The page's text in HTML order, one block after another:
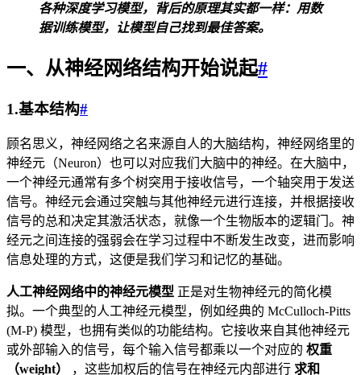
各种深度学习模型，背后的原理其实都一样：用数
据训练模型，让模型自己找到最佳答案。
一、从神经网络结构开始说起#
1.基本结构#
顾名思义，神经网络之名来源自人的大脑结构，神经网络里的
神经元（Neuron）也可以对应我们大脑中的神经。在大脑中，
一个神经元通常有多个树突用于接收信号，一个轴突用于发送
信号。神经元会通过突触与其他神经元进行连接，并根据接收
信号的总和决定其激活状态，就像一个生物版本的逻辑门。神
经元之间连接的强弱会在学习过程中不断发生改变，进而影响
信息处理的方式，这便是我们学习和记忆的基础。
人工神经网络中的神经元模型 正是对生物神经元的简化模
拟。一个典型的人工神经元模型，例如经典的 McCulloch-Pitts
(M-P) 模型，也拥有类似的功能结构。它接收来自其他神经元
或外部输入的信号，每个输入信号都乘以一个对应的 权重
（weight）
，这些加权后的信号在神经元内部进行 求和